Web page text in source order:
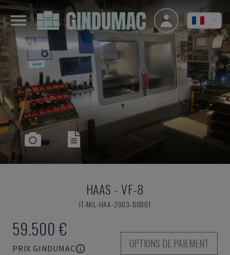
HAAS -VF-8
IT-MIL-HAA-2003-00001
59.500 €
PRIX GINDUMAC
OPTIONS DE PAIEMENT